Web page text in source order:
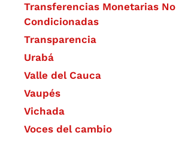
Transferencias Monetarias No
Condicionadas
Transparencia
Urabá
Valle del Cauca
Vaupés
Vichada
Voces del cambio